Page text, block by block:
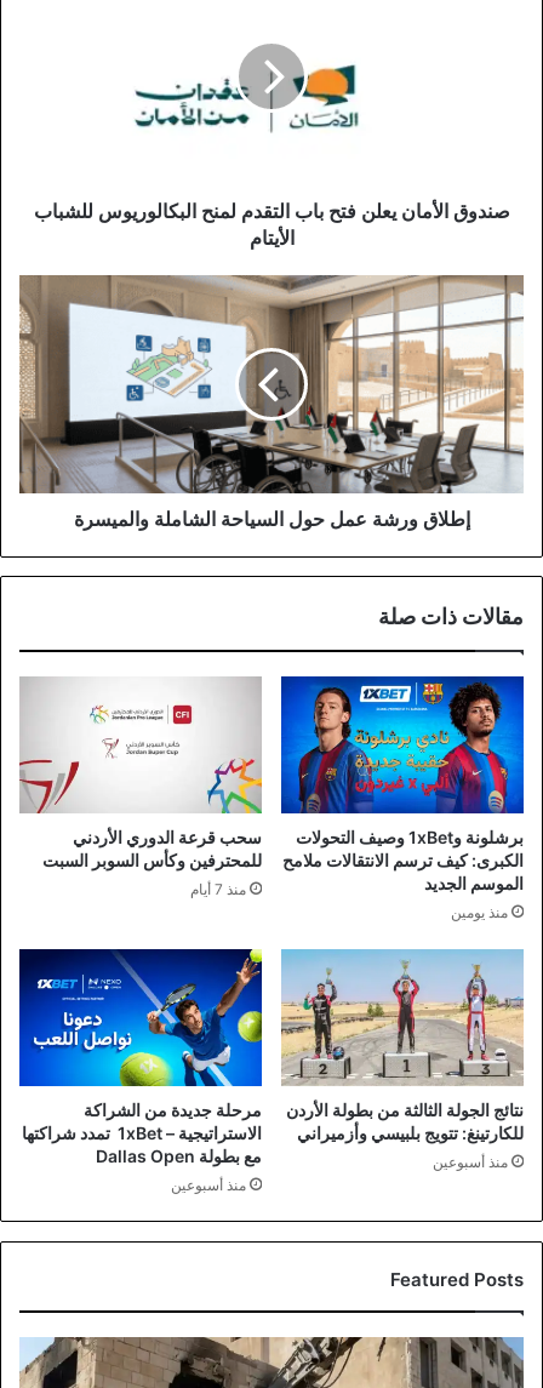
الأيتام
صندوق الأمان يعلن فتح باب التقدم لمنح البكالوريوس للشباب
الأيتام
إطلاق
حول
السياحة
الشاملة
والميسرة
إطلاق ورشة عمل حول السياحة الشاملة والميسرة
مقالات ذات صلة
برشلونة و1xBet وصيف التحولات
الكبرى: كيف ترسم الانتقالات ملامح
الموسم الجديد
منذ يومين
سحب قرعة الدوري الأردني
للمحترفين وكأس السوبر السبت
منذ 7 أيام
نتائج الجولة الثالثة من بطولة الأردن
للكارتينغ: تتويج بلبيسي وأزميراني
منذ أسبوعين
مرحلة جديدة من الشراكة
الاستراتيجية – 1xBet تمدد شراكتها
مع بطولة Dallas Open
منذ أسبوعين
Featured Posts
انطلاق
أعمال